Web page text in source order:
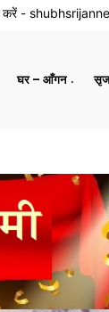
करें -
घर – आँगन